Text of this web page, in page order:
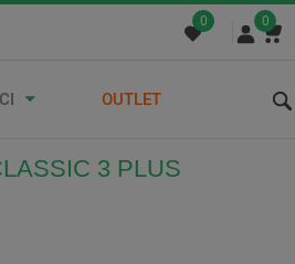
0 0
OUTLET
3 PLUS